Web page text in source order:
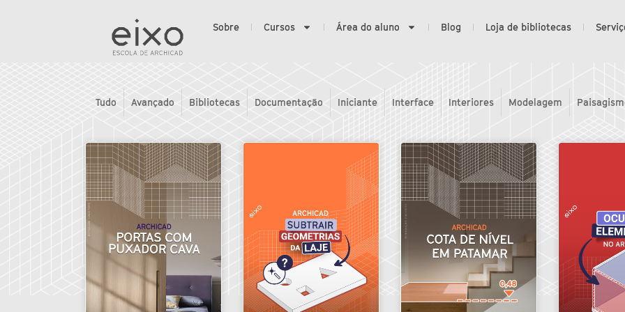
Sobre Cursos Área do aluno Blog Loja de bibliotecas
Tudo Avançado Bibliotecas Documentação Iniciante Interface Interiores Modelagem